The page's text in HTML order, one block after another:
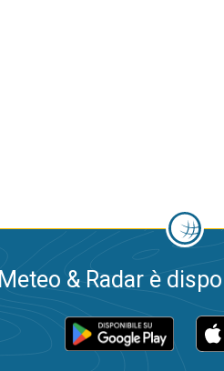
Meteo & Radar è